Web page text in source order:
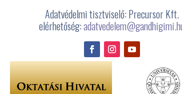
Adatvédelmi tisztviselő: Precursor Kft.
elérhetőség: